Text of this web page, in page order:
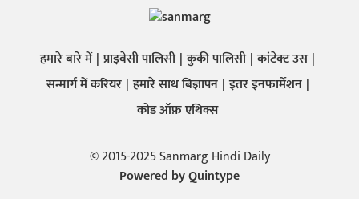
हमारे बारे में प्राइवेसी पालिसी कुकी पालिसी कांटेक्ट उस
सन्मार्ग में करियर हमारे साथ बिज्ञापन इतर इनफार्मेशन
कोड ऑफ़ एथिक्स
© 2015-2025 Sanmarg Hindi Daily
Powered byQuintype